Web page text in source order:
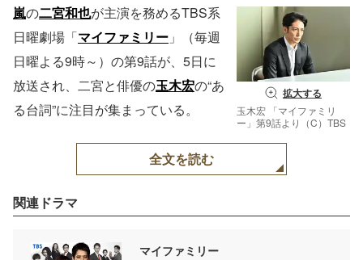
拡大する
玉木宏 「マイファミリ
ー」第9話より（C）TBS
嵐の二宮和也が主演を務めるTBS系
日曜劇場「マイファミリー 」（毎週
日曜よる9時～）の第9話が、5日に
放送され、二宮と俳優の玉木宏の“あ
る台詞”に注目が集まっている。
全文を読む
関連ドラマ
マイファミリー